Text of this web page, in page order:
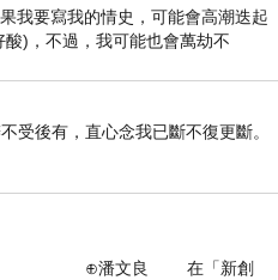
我要寫我的情史，可能會高潮迭起
酸)，不過，我可能也會萬劫不
盤還是被判了花心的罪
受後有，直心念我已斷不復更斷。
「新創